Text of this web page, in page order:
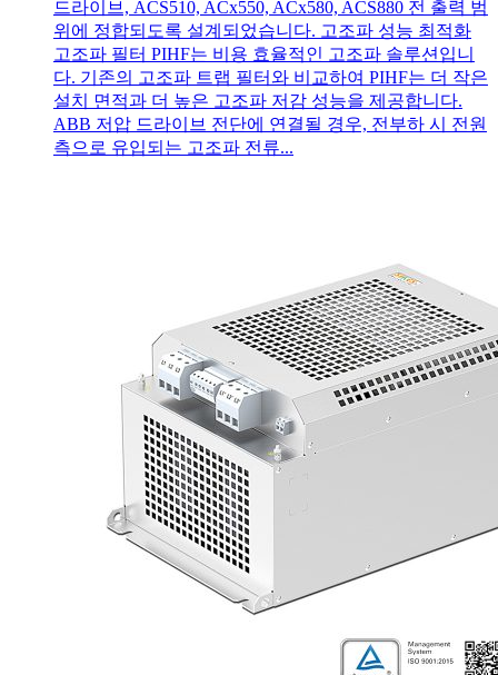
드라이브, ACS510, ACx550, ACx580, ACS880 전 출력 범
위에 정합되도록 설계되었습니다. 고조파 성능 최적화
고조파 필터 PIHF는 비용 효율적인 고조파 솔루션입니
다. 기존의 고조파 트랩 필터와 비교하여 PIHF는 더 작은
설치 면적과 더 높은 고조파 저감 성능을 제공합니다.
ABB 저압 드라이브 전단에 연결될 경우, 전부하 시 전원
측으로 유입되는 고조파 전류...